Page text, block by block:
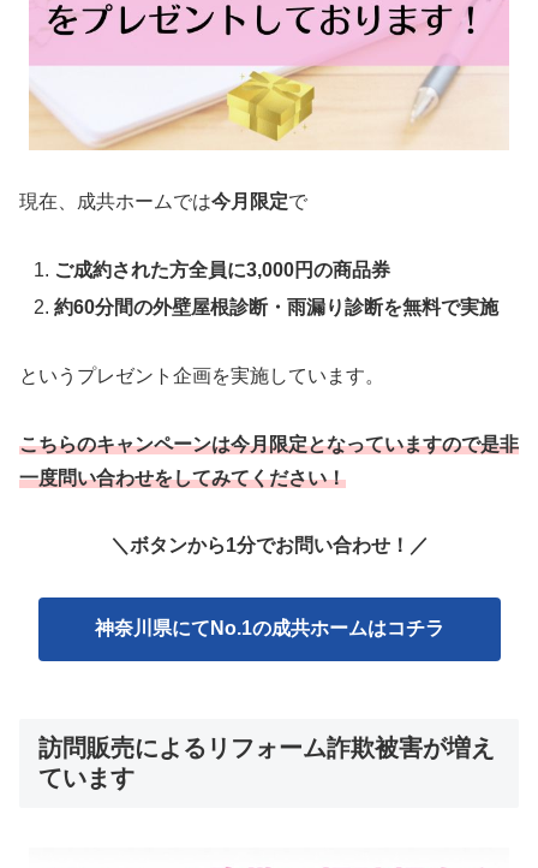
現在、成共ホームでは今月限定で
ご成約された方全員に3,000円の商品券
約60分間の外壁屋根診断・雨漏り診断を無料で実施
というプレゼント企画を実施しています。
こちらのキャンペーンは今月限定となっていますので是非
一度問い合わせをしてみてください！
＼ボタンから1分でお問い合わせ！ ／
神奈川県にてNo.1の成共ホームはコチラ
訪問販売によるリフォーム詐欺被害が増え
ています